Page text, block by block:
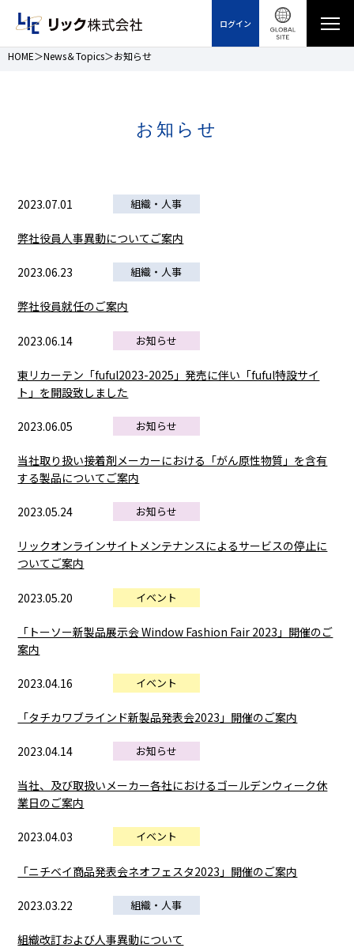
ログイン
HOME News＆Topics お知らせ
お知らせ
2023.07.01 組織・人事
弊社役員人事異動についてご案内
2023.06.23 組織・人事
弊社役員就任のご案内
2023.06.14 お知らせ
東リカーテン「fuful2023-2025」発売に伴い「fuful特設サイ
ト」を開設致しました
2023.06.05 お知らせ
当社取り扱い接着剤メーカーにおける「がん原性物質」を含有
する製品についてご案内
2023.05.24 お知らせ
リックオンラインサイトメンテナンスによるサービスの停止に
ついてご案内
2023.05.20 イベント
「トーソー新製品展示会 Window Fashion Fair 2023」開催のご
案内
2023.04.16 イベント
「タチカワブラインド新製品発表会2023」開催のご案内
2023.04.14 お知らせ
当社、及び取扱いメーカー各社におけるゴールデンウィーク休
業日のご案内
2023.04.03 イベント
「ニチベイ商品発表会ネオフェスタ2023」開催のご案内
2023.03.22 組織・人事
組織改訂および人事異動について